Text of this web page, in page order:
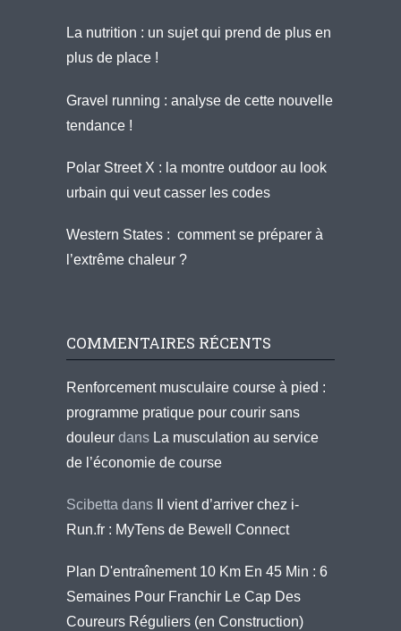
La nutrition : un sujet qui prend de plus en
plus de place !
Gravel running : analyse de cette nouvelle
tendance !
Polar Street X : la montre outdoor au look
urbain qui veut casser les codes
Western States : comment se préparer à
l’extrême chaleur ?
COMMENTAIRES RÉCENTS
Renforcement musculaire course à pied :
programme pratique pour courir sans
douleur dans La musculation au service
de l’économie de course
Scibetta dans
Il vient d’arriver chez i-
Run.fr : MyTens de Bewell Connect
Plan D'entraînement 10 Km En 45 Min : 6
Semaines Pour Franchir Le Cap Des
Coureurs Réguliers (en Construction)